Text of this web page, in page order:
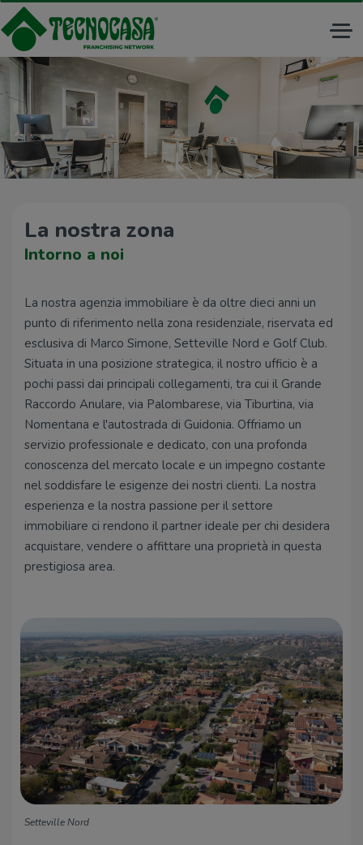
La nostra zona
Intorno a noi
La nostra agenzia immobiliare è da oltre dieci anni un
punto di riferimento nella zona residenziale, riservata ed
esclusiva di Marco Simone, Setteville Nord e Golf Club.
Situata in una posizione strategica, il nostro ufficio è a
pochi passi dai principali collegamenti, tra cui il Grande
Raccordo Anulare, via Palombarese, via Tiburtina, via
Nomentana e l'autostrada di Guidonia. Offriamo un
servizio professionale e dedicato, con una profonda
conoscenza del mercato locale e un impegno costante
nel soddisfare le esigenze dei nostri clienti. La nostra
esperienza e la nostra passione per il settore
immobiliare ci rendono il partner ideale per chi desidera
acquistare, vendere o affittare una proprietà in questa
prestigiosa area.
Setteville Nord